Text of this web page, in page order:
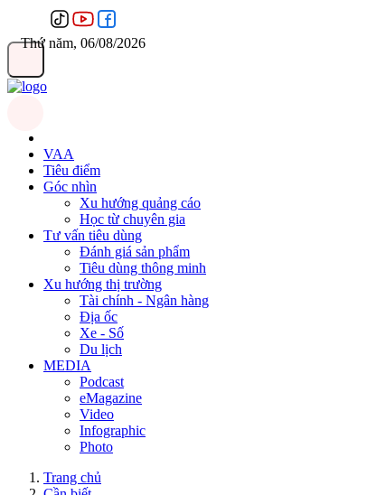
Thứ năm, 06/08/2026
VAA
Tiêu điểm
Góc nhìn
Xu hướng quảng cáo
Học từ chuyên gia
Tư vấn tiêu dùng
Đánh giá sản phẩm
Tiêu dùng thông minh
Xu hướng thị trường
Tài chính - Ngân hàng
Địa ốc
Xe - Số
Du lịch
MEDIA
Podcast
eMagazine
Video
Infographic
Photo
Trang chủ